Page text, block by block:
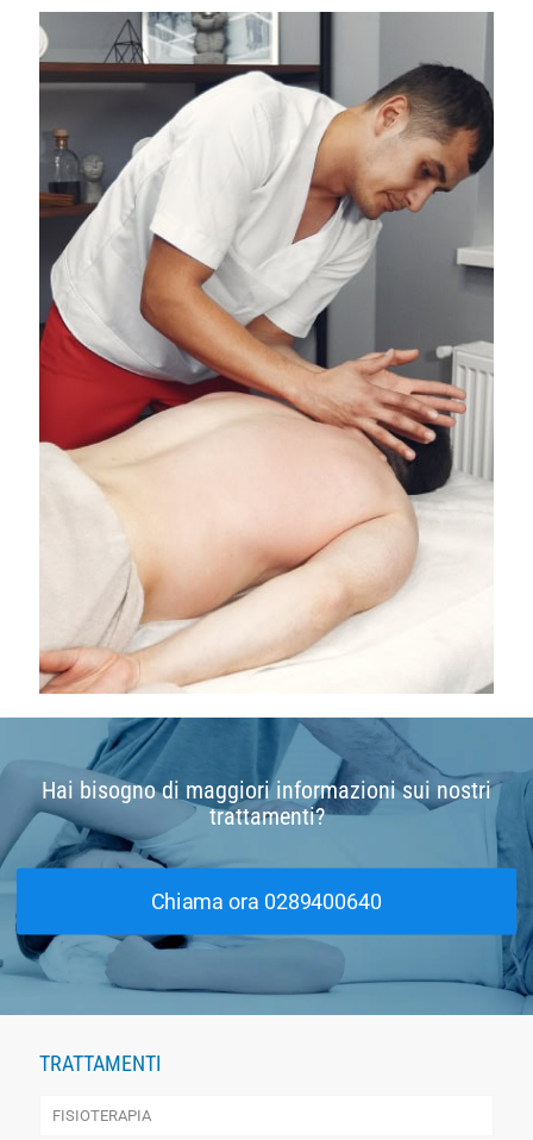
Hai bisogno di maggiori informazioni sui nostri
trattamenti?
Chiama ora 0289400640
TRATTAMENTI
FISIOTERAPIA